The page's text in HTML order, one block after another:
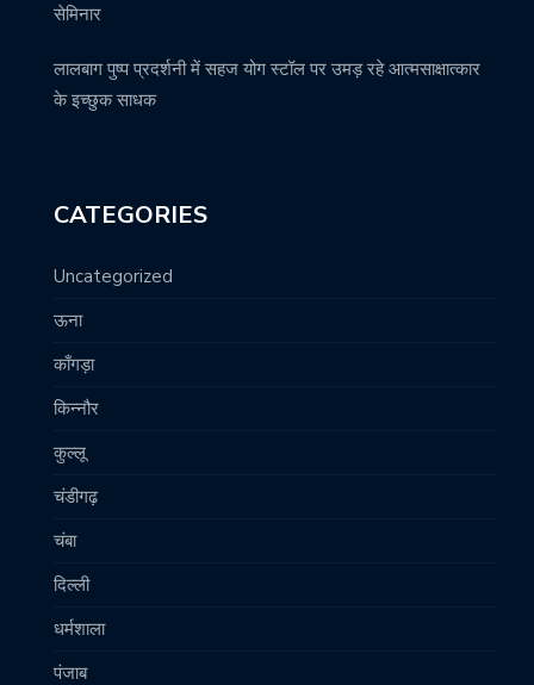
सेमिनार
लालबाग पुष्प प्रदर्शनी में सहज योग स्टॉल पर उमड़ रहे आत्मसाक्षात्कार
के इच्छुक साधक
CATEGORIES
Uncategorized
ऊना
काँगड़ा
किन्नौर
कुल्लू
चंडीगढ़
चंबा
दिल्ली
धर्मशाला
पंजाब